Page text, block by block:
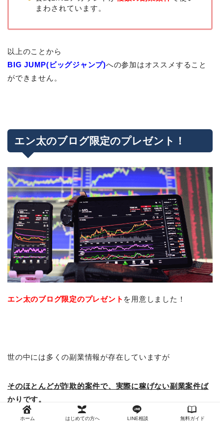
まわされています。
以上のことから
BIG JUMP(ビッグジャンプ)への参加はオススメすること
ができません。
エン太のブログ限定のプレゼント！
エン太のブログ限定のプレゼント を用意しました！
世の中には多くの副業情報が存在していますが
そのほとんどが詐欺的案件で、実際に稼げない副業案件ば
かりです。
ホーム はじめての方へ LINE相談 無料ガイド